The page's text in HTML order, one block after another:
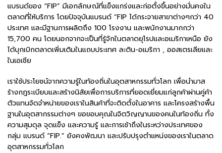
แบรนด์ของ “FIP” มีเอกลักษณ์ที่แข็งแกร่งและก่อตั้งขึ้นอย่างมั่นคงใน
ตลาดที่ให้บริการ โดยปัจจุบันแบรนด์ “FIP ได้กระจายสาขาต่างๆกว่า 40
ประเทศ และมีฐานการผลิตถึง 100 โรงงาน และพนักงานมากกว่า
15,700 คน โดยนอกจากจะเป็นที่รู้จักในตลาดยุโรปและอเมริกาเหนือ ยัง
ได้บุกเบิกตลาดเพิ่มเติมในแถบประเทศ ละติน-อเมริกา , ออสเตรเลียและ
ในเอเชีย
เราใช้ประโยชน์จากความรู้ในท้องถิ่นในอุตสาหกรรมทั่วโลก เพื่อนำมาส
ร้างกฎระเบียบและสร้างนิสัยเพื่อการบริการที่ยอดเยี่ยมแก่ลูกค้าผ่านคู่ค้า
ตัวแทนจัดจำหน่ายของเราในสินค้าที่จะติดตั้งในอาคาร และโครงสร้างพื้น
ฐานในอุตสากรรมต่างๆ ขอขอบคุณในจิตวิญญานของคนในท้องถิ่น ทั้ง
ความสุมดุล จุดแข็ง และความรู้ และการเช้าถึงในระหว่างประเทศของ
กลุ่ม แบรนด์ “FIP.” ยังคงพัฒนา และปรับปรุงตำแหน่งของเราในตลาด
อุตสาหกรรมทั่วโลก